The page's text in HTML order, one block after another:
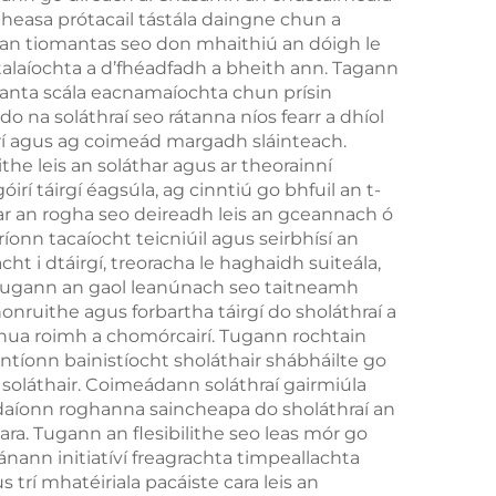
Cuimhne 18H Fad
Saighdiúr Trí
Chineál-C
prótacail tástála daingne chun a
tiomantas seo don mhaithiú an dóigh le
a d’fhéadfadh a bheith ann. Tagann
scála eacnamaíochta chun prísin
na soláthraí seo rátanna níos fearr a dhíol
ag coimeád margadh sláinteach.
leis an soláthar agus ar theorainní
táirgí éagsúla, ag cinntiú go bhfuil an t-
an rogha seo deireadh leis an gceannach ó
tacaíocht teicniúil agus seirbhísí an
i dtáirgí, treoracha le haghaidh suiteála,
an gaol leanúnach seo taitneamh
agus forbartha táirgí do sholáthraí a
roimh a chomórcairí. Tugann rochtain
bainistíocht sholáthair shábháilte go
Coimeádann soláthraí gairmiúla
roghanna saincheapa do sholáthraí an
Tugann an flesibilithe seo leas mór go
initiatíví freagrachta timpeallachta
trí mhatéiriala pacáiste cara leis an